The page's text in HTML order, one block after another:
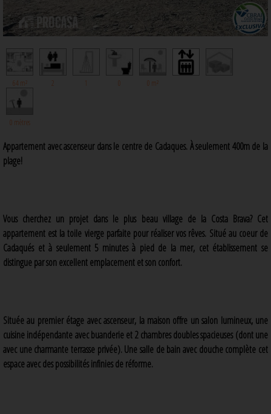
64 m² 2 1 0 0 m²
0 mètres
Appartement avec ascenseur dans le centre de Cadaques. À seulement 400m de la
plage!
Vous cherchez un projet dans le plus beau village de la Costa Brava? Cet
appartement est la toile vierge parfaite pour réaliser vos rêves. Situé au coeur de
Cadaqués et à seulement 5 minutes à pied de la mer, cet établissement se
distingue par son excellent emplacement et son confort.
Située au premier étage avec ascenseur, la maison offre un salon lumineux, une
cuisine indépendante avec buanderie et 2 chambres doubles spacieuses (dont une
avec une charmante terrasse privée). Une salle de bain avec douche complète cet
espace avec des possibilités infinies de réforme.